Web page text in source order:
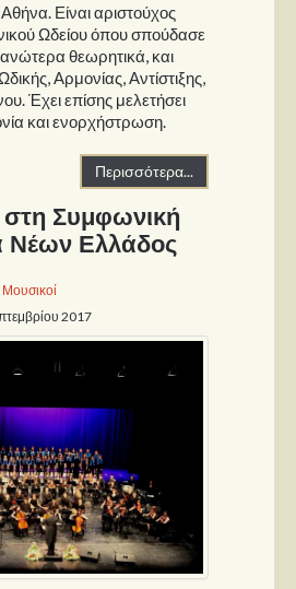
Είναι αριστούχος
Ωδείου όπου σπούδασε
ανώτερα θεωρητικά, και
Αρμονίας, Αντίστιξης,
Έχει επίσης μελετήσει
και ενορχήστρωση.
Περισσότερα...
Συμφωνική
Νέων Ελλάδος
Μουσικοί
2017